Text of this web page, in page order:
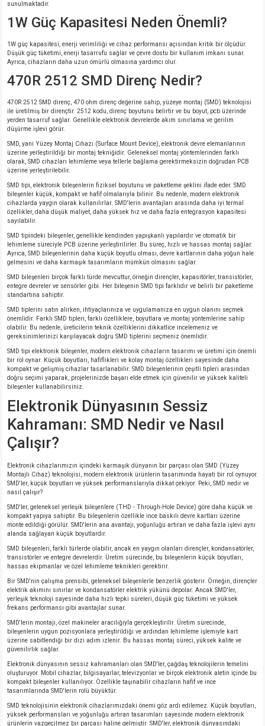
sunulmaktadır.
1W Güç Kapasitesi Neden Önemli?
1W güç kapasitesi, enerji verimliliği ve cihaz performansı açısından kritik bir ölçüdür.
Düşük güç tüketimi, enerji tasarrufu sağlar ve çevre dostu bir kullanım imkanı sunar.
Ayrıca, cihazların daha uzun ömürlü olmasına yardımcı olur.
470R 2512 SMD Direnç Nedir?
470R 2512 SMD direnç, 470 ohm direnç değerine sahip, yüzeye montaj (SMD) teknolojisi
ile üretilmiş bir dirençtir. 2512 kodu, direnç boyutunu belirtir ve bu boyut, pcb üzerinde
yerden tasarruf sağlar. Genellikle elektronik devrelerde akım sınırlama ve gerilim
düşürme işlevi görür.
SMD, yani Yüzey Montaj Cihazı (Surface Mount Device), elektronik devre elemanlarının
üzerine yerleştirildiği bir montaj tekniğidir. Geleneksel montaj yöntemlerinden farklı
olarak, SMD cihazları lehimleme veya tellerle bağlama gerektirmeksizin doğrudan PCB
üzerine yerleştirilebilir.
SMD tipi, elektronik bileşenlerin fiziksel boyutunu ve paketleme şeklini ifade eder. SMD
bileşenler küçük, kompakt ve hafif olmalarıyla bilinir. Bu nedenle, modern elektronik
cihazlarda yaygın olarak kullanılırlar. SMD'lerin avantajları arasında daha iyi termal
özellikler, daha düşük maliyet, daha yüksek hız ve daha fazla entegrasyon kapasitesi
sayılabilir.
SMD tipindeki bileşenler, genellikle kendinden yapışkanlı yapılardır ve otomatik bir
lehimleme süreciyle PCB üzerine yerleştirilirler. Bu süreç, hızlı ve hassas montaj sağlar.
Ayrıca, SMD bileşenlerinin daha küçük boyutlu olması, devre kartlarının daha yoğun hale
gelmesini ve daha karmaşık tasarımların mümkün olmasını sağlar.
SMD bileşenleri birçok farklı türde mevcuttur, örneğin dirençler, kapasitörler, transistörler,
entegre devreler ve sensörler gibi. Her bileşenin SMD tipi farklıdır ve belirli bir paketleme
standartına sahiptir.
SMD tiplerini satın alırken, ihtiyaçlarınıza ve uygulamanıza en uygun olanını seçmek
önemlidir. Farklı SMD tipleri, farklı özelliklere, boyutlara ve montaj yöntemlerine sahip
olabilir. Bu nedenle, üreticilerin teknik özelliklerini dikkatlice incelemeniz ve
gereksinimlerinizi karşılayacak doğru SMD tiplerini seçmeniz önemlidir.
SMD tipi elektronik bileşenler, modern elektronik cihazların tasarımı ve üretimi için önemli
bir rol oynar. Küçük boyutları, hafiflikleri ve kolay montaj özellikleri sayesinde daha
kompakt ve gelişmiş cihazlar tasarlanabilir. SMD bileşenlerinin çeşitli tipleri arasından
doğru seçimi yaparak, projelerinizde başarı elde etmek için güvenilir ve yüksek kaliteli
bileşenler kullanabilirsiniz.
Elektronik Dünyasının Sessiz
Kahramanı: SMD Nedir ve Nasıl
Çalışır?
Elektronik cihazlarımızın içindeki karmaşık dünyanın bir parçası olan SMD (Yüzey
Montajlı Cihaz) teknolojisi, modern elektronik ürünlerin tasarımında hayati bir rol oynuyor.
SMD'ler, küçük boyutları ve yüksek performanslarıyla dikkat çekiyor. Peki, SMD nedir ve
nasıl çalışır?
SMD'ler, geleneksel yerleşik bileşenlere (THD - Through-Hole Device) göre daha küçük ve
kompakt yapıya sahiptir. Bu bileşenlerin özellikle ince baskılı devre kartları üzerine
monte edildiği görülür. SMD'lerin ana avantajı, yoğunluğu artıran ve daha fazla işlevi aynı
alanda sağlayan küçük boyutlardır.
SMD bileşenleri, farklı türlerde olabilir, ancak en yaygın olanları dirençler, kondansatörler,
transistörler ve entegre devrelerdir. Üretim sürecinde, bu bileşenlerin küçük boyutları,
hassas ekipmanlar ve özel lehimleme teknikleri gerektirir.
Bir SMD'nin çalışma prensibi, geleneksel bileşenlerle benzerlik gösterir. Örneğin, dirençler
elektrik akımını sınırlar ve kondansatörler elektrik yükünü depolar. Ancak SMD'ler,
yerleşik teknoloji sayesinde daha hızlı tepki süreleri, düşük güç tüketimi ve yüksek
frekans performansı gibi avantajlar sunar.
SMD'lerin montajı, özel makineler aracılığıyla gerçekleştirilir. Üretim sürecinde,
bileşenlerin uygun pozisyonlara yerleştirildiği ve ardından lehimleme işlemiyle kart
üzerine sabitlendiği bir dizi adım izlenir. Bu hassas montaj süreci, yüksek kalite ve
güvenilirlik sağlar.
Elektronik dünyasının sessiz kahramanları olan SMD'ler, çağdaş teknolojilerin temelini
oluşturuyor. Mobil cihazlar, bilgisayarlar, televizyonlar ve birçok elektronik aletin içinde bu
kompakt bileşenler kullanılıyor. Özellikle taşınabilir cihazların hafif ve ince
tasarımlarında SMD'lerin rolü büyüktür.
SMD teknolojisinin elektronik cihazlarımızdaki önemi göz ardı edilemez. Küçük boyutları,
yüksek performansları ve yoğunluğu artıran tasarımları sayesinde modern elektronik
ürünlerin vazgeçilmez bir parçası haline gelmiştir. SMD'ler, elektronik dünyasındaki